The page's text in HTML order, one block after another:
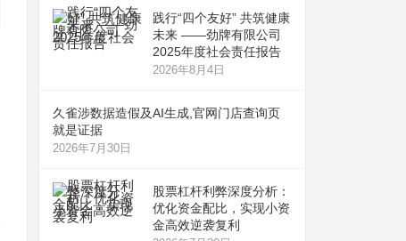
践行“四个友好” 共筑健康
未来 ——劲牌有限公司
2025年度社会责任报告
2026年8月4日
久雀涉数据造假及AI生成,官网门店查询页
就是证据
2026年7月30日
股票杠杆利弊深度分析：
优化资金配比，实现小资
金高效逆袭复利